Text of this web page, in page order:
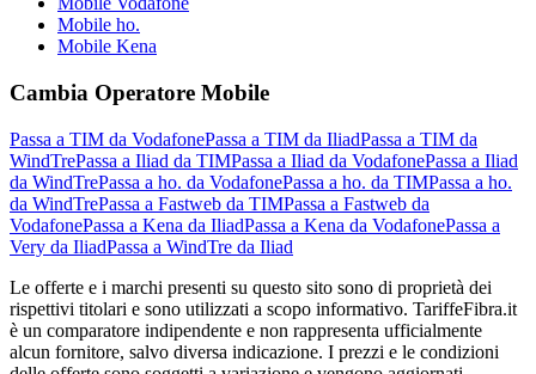
Mobile ho.
Mobile Kena
Cambia Operatore Mobile
Passa a TIM da VodafonePassa a TIM da IliadPassa a TIM da
WindTrePassa a Iliad da TIMPassa a Iliad da VodafonePassa a Iliad
da WindTrePassa a ho. da VodafonePassa a ho. da TIMPassa a ho.
da WindTrePassa a Fastweb da TIMPassa a Fastweb da
VodafonePassa a Kena da IliadPassa a Kena da VodafonePassa a
Very da IliadPassa a WindTre da Iliad
Le offerte e i marchi presenti su questo sito sono di proprietà dei
rispettivi titolari e sono utilizzati a scopo informativo. TariffeFibra.it
è un comparatore indipendente e non rappresenta ufficialmente
alcun fornitore, salvo diversa indicazione. I prezzi e le condizioni